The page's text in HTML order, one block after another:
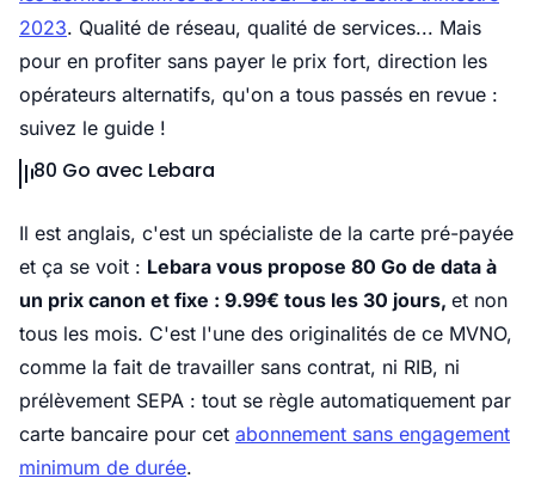
2023. Qualité de réseau, qualité de services... Mais
pour en profiter sans payer le prix fort, direction les
opérateurs alternatifs, qu'on a tous passés en revue :
suivez le guide !
80 Go avec Lebara
Il est anglais, c'est un spécialiste de la carte pré-payée
et ça se voit : Lebara vous propose 80 Go de data à
un prix canon et fixe : 9.99€ tous les 30 jours, et non
tous les mois. C'est l'une des originalités de ce MVNO,
comme la fait de travailler sans contrat, ni RIB, ni
prélèvement SEPA : tout se règle automatiquement par
carte bancaire pour cet abonnement sans engagement
minimum de durée.